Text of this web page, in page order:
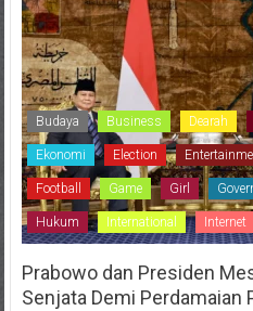
Budaya Business Dearah
Ekonomi Election
Football Game Girl
Hukum International Internet
Prabowo dan Presiden
Senjata Demi Perdamaian